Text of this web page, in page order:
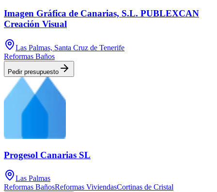
Imagen Gráfica de Canarias, S.L. PUBLEXCAN
Creación Visual
Las Palmas, Santa Cruz de Tenerife
Reformas Baños
Pedir presupuesto
Progesol Canarias SL
Las Palmas
Reformas BañosReformas ViviendasCortinas de Cristal